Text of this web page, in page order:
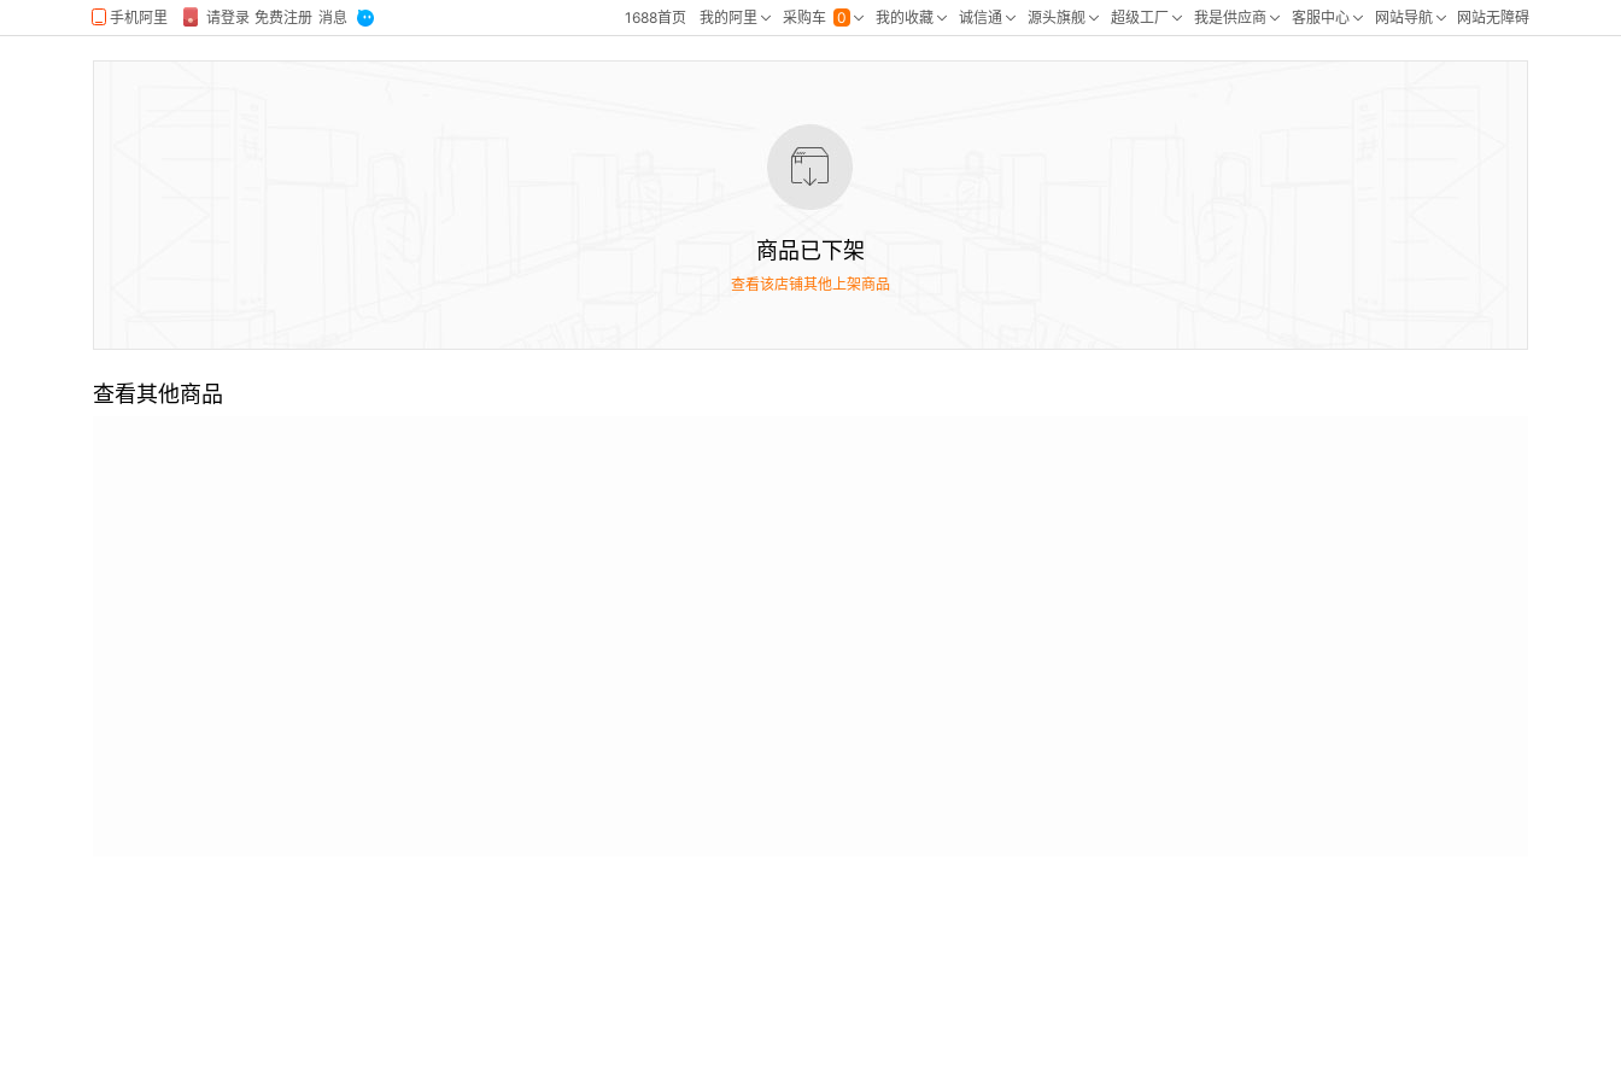
商品已下架
查看该店铺其他上架商品
查看其他商品